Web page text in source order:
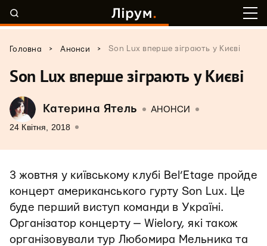
Головна > Анонси > Son Lux вперше зіграють у Києві
Son Lux вперше зіграють у Києві
Катерина Ятель АНОНСИ
24 Квітня, 2018
3 жовтня у київському клубі Bel’Etage пройде
концерт американського гурту Son Lux. Це
буде перший виступ команди в Україні.
Організатор концерту — Wielory, які також
організовували тур Любомира Мельника та